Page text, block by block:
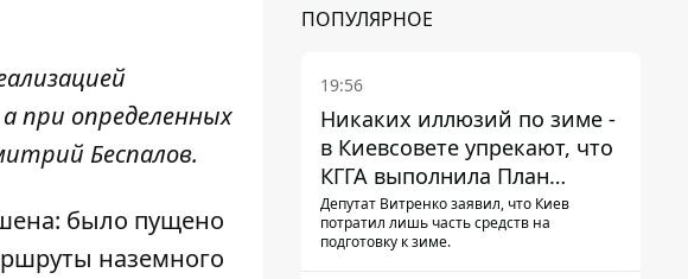
при определенных
Беспалов.
было пущено
наземного
ПОПУЛЯРНОЕ
19:56
Никаких иллюзий по зиме -
в Киевсовете упрекают, что
КГГА выполнила План
устойчивости на 20%
Депутат Витренко заявил, что Киев
потратил лишь часть средств на
подготовку к зиме.